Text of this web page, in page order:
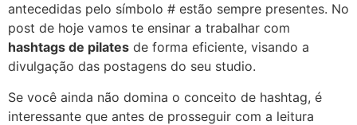
antecedidas pelo símbolo # estão sempre presentes. No
post de hoje vamos te ensinar a trabalhar com
hashtags de pilates de forma eficiente, visando a
divulgação das postagens do seu studio.
Se você ainda não domina o conceito de hashtag, é
interessante que antes de prosseguir com a leitura